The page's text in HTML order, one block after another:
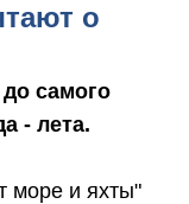
о
самого
- лета.
море и яхты"